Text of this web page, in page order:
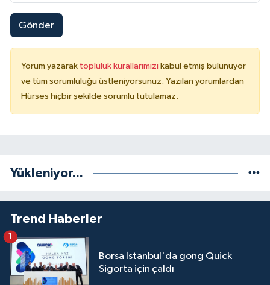
Gönder
Yorum yazarak topluluk kurallarımızı kabul etmiş bulunuyor
ve tüm sorumluluğu üstleniyorsunuz. Yazılan yorumlardan
Hürses hiçbir şekilde sorumlu tutulamaz.
Yükleniyor...
Trend Haberler
Borsa İstanbul'da gong Quick
Sigorta için çaldı
1